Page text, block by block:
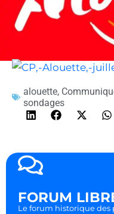
alouette,
sondages
FORUM
Le forum historique des